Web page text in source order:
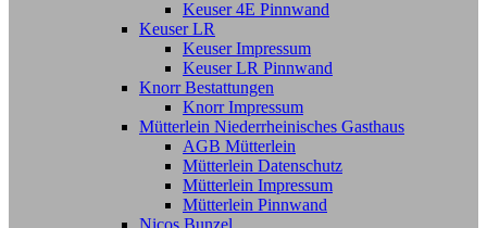
Keuser 4E Pinnwand
Keuser LR
Keuser Impressum
Keuser LR Pinnwand
Knorr Bestattungen
Knorr Impressum
Mütterlein Niederrheinisches Gasthaus
AGB Mütterlein
Mütterlein Datenschutz
Mütterlein Impressum
Mütterlein Pinnwand